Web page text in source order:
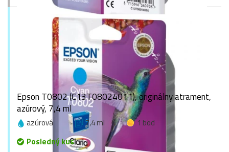
Epson T0802 (C13T08024011), originálny atrament,
azúrový, 7,4 ml
azúrová 7,4 ml
1 bod
Posledný kus